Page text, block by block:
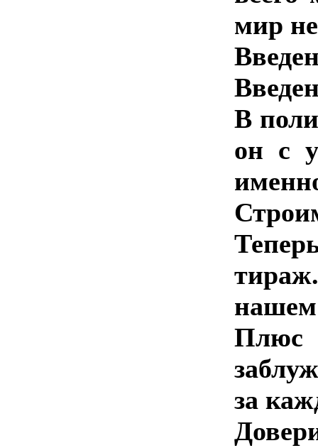
мир
В
он с
нашем
Плюс
за